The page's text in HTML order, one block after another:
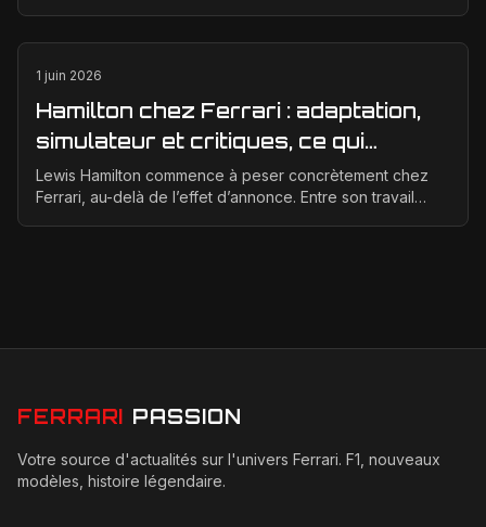
1 juin 2026
Hamilton chez Ferrari : adaptation,
simulateur et critiques, ce qui
change vraiment pour la Scuderia
Lewis Hamilton commence à peser concrètement chez
Ferrari, au-delà de l’effet d’annonce. Entre son travail
FERRARI PASSION
Votre source d'actualités sur l'univers Ferrari. F1, nouveaux
modèles, histoire légendaire.